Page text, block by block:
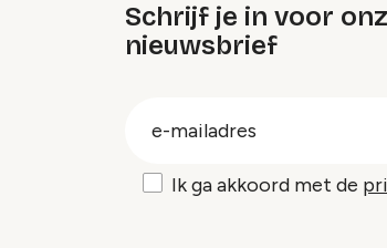
Schrijf je in voor
nieuwsbrief
Ik ga akkoord met de